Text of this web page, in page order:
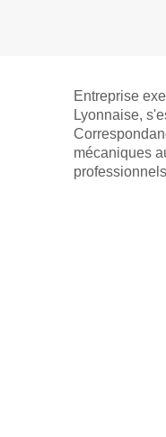
Entreprise
Lyonnaise,
mécaniques